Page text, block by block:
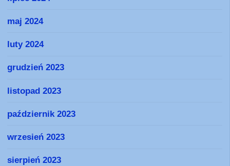
maj 2024
luty 2024
grudzień 2023
listopad 2023
październik 2023
wrzesień 2023
sierpień 2023